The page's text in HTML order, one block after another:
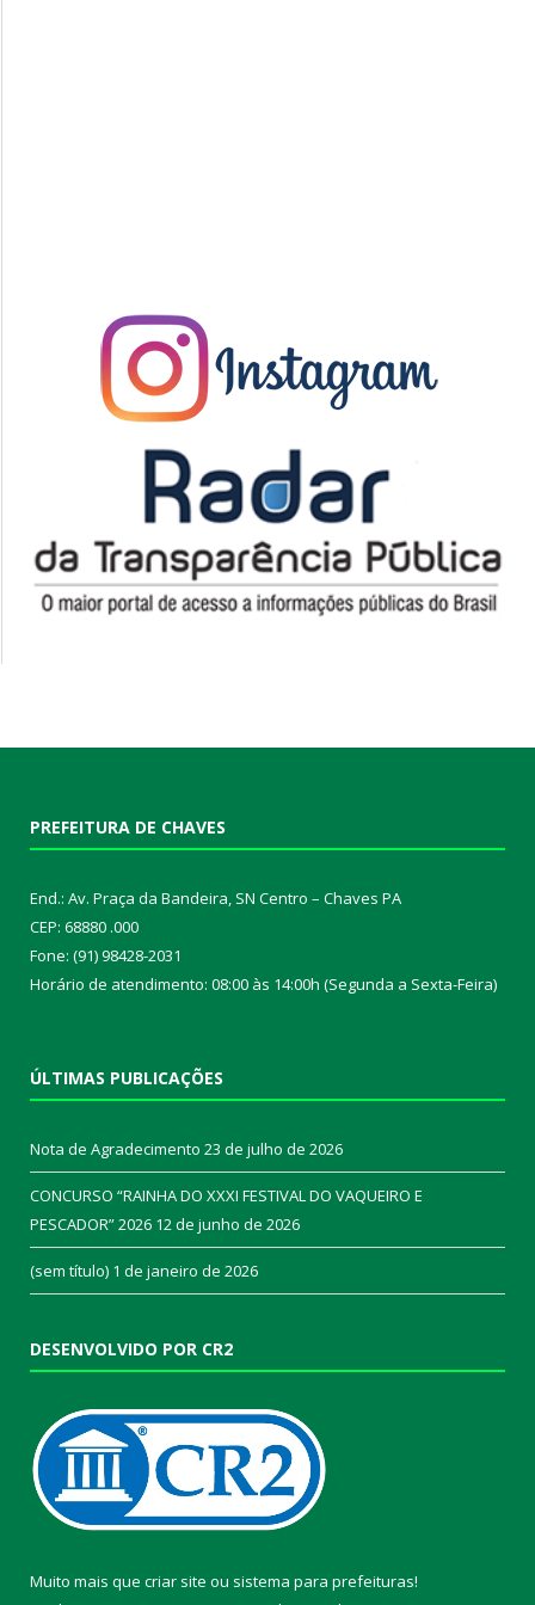
PREFEITURA DE CHAVES
End.: Av. Praça da Bandeira, SN Centro – Chaves PA
CEP: 68880 .000
Fone: (91) 98428-2031
Horário de atendimento: 08:00 às 14:00h (Segunda a Sexta-Feira)
ÚLTIMAS PUBLICAÇÕES
Nota de Agradecimento 23 de julho de 2026
CONCURSO “RAINHA DO XXXI FESTIVAL DO VAQUEIRO E
PESCADOR” 2026 12 de junho de 2026
(sem título) 1 de janeiro de 2026
DESENVOLVIDO POR CR2
Muito mais que criar site ou sistema para prefeituras!